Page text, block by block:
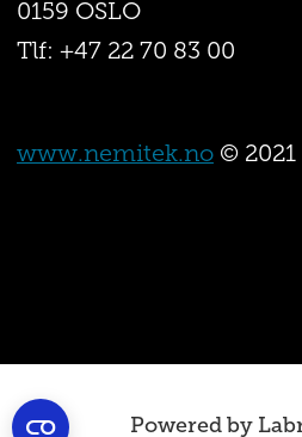
0159 OSLO
Tlf: +47 22 70 83 00
www.nemitek.no© 2021
Powered by